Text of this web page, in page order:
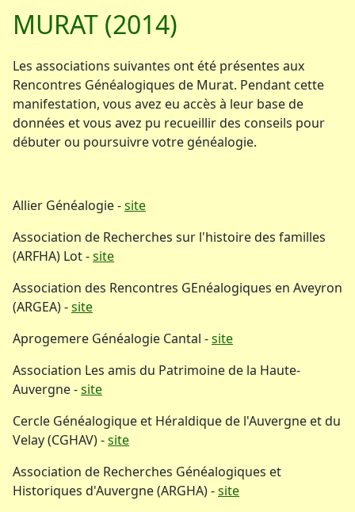
MURAT (2014)
Les associations suivantes ont été présentes aux
Rencontres Généalogiques de Murat. Pendant cette
manifestation, vous avez eu accès à leur base de
données et vous avez pu recueillir des conseils pour
débuter ou poursuivre votre généalogie.
Allier Généalogie -site
Association de Recherches sur l'histoire des familles
(ARFHA) Lot -site
Association des Rencontres GEnéalogiques en Aveyron
(ARGEA) -site
Aprogemere Généalogie Cantal -site
Association Les amis du Patrimoine de la Haute-
Auvergne -site
Cercle Généalogique et Héraldique de l'Auvergne et du
Velay (CGHAV) -site
Association de Recherches Généalogiques et
Historiques d'Auvergne (ARGHA) -site